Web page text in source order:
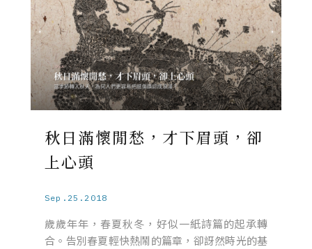
秋日滿懷閒愁，才下眉頭，卻
上心頭
Sep.25.2018
歲歲年年，春夏秋冬，好似一紙詩篇的起承轉
合。告別春夏輕快熱鬧的篇章，卻訝然時光的基